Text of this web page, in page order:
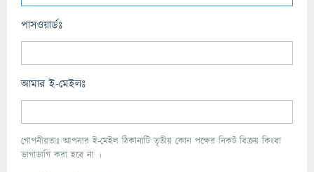
পাসওয়ার্ডঃ
আমার ই-মেইলঃ
গোপনীয়তাঃ আপনার ই-মেইল ঠিকানাটি তৃতীয় কোন পক্ষের নিকট বিক্রয় কিংবা
ভাগাভাগি করা হবে না ।